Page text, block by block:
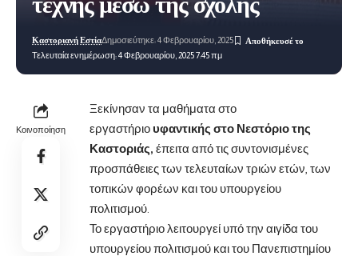
τέχνης μέσω της σχολής
Τελευταία ενημέρωση: 4 Φεβρουαρίου, 2025 7:45 πμ
Καστοριανή ΕστίαΔημοσιεύτηκε: 4 Φεβρουαρίου, 2025
Κοινοποίηση
Ξεκίνησαν τα μαθήματα στο
εργαστήριο υφαντικής στο Νεστόριο της
Καστοριάς, έπειτα από τις συντονισμένες
προσπάθειες των τελευταίων τριών ετών, των
τοπικών φορέων και του υπουργείου
πολιτισμού.
Το εργαστήριο λειτουργεί υπό την αιγίδα του
υπουργείου πολιτισμού και του Πανεπιστημίου